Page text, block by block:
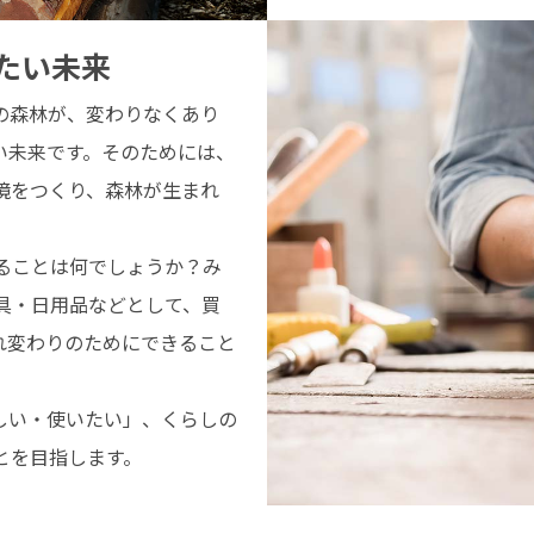
い未来
林が、変わりなくあり
来です。そのためには、
をつくり、森林が生まれ
ことは何でしょうか？み
日用品などとして、買
わりのためにできること
・使いたい」、くらしの
目指します。